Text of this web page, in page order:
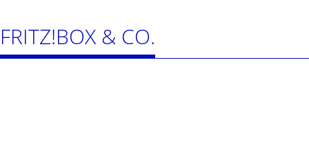
FRITZ!BOX & CO.